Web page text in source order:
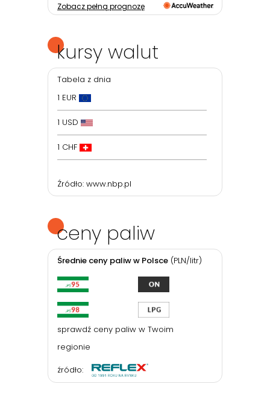
Zobacz pełną prognozę
ceny paliw
Średnie ceny paliw w Polsce (PLN/litr)
sprawdź ceny paliw w Twoim
regionie
źródło:
kursy walut
Tabela z dnia
1 EUR
1 USD
1 CHF
Źródło: www.nbp.pl